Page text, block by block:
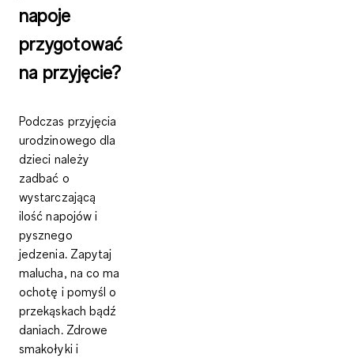
napoje
przygotować
na przyjęcie?
Podczas przyjęcia
urodzinowego dla
dzieci należy
zadbać o
wystarczającą
ilość napojów i
pysznego
jedzenia. Zapytaj
malucha, na co ma
ochotę i pomyśl o
przekąskach bądź
daniach. Zdrowe
smakołyki i